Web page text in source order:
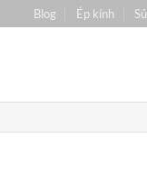
Blog Ép kính